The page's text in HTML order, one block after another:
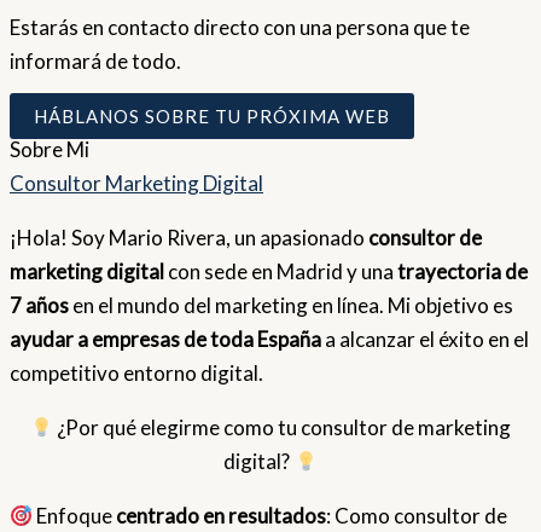
Estarás en contacto directo con una persona que te
informará de todo.
HÁBLANOS SOBRE TU PRÓXIMA WEB
SobreMi
Consultor Marketing Digital
¡Hola! Soy Mario Rivera, un apasionado consultor de
marketing digital con sede en Madrid y unatrayectoria de
7 añosen el mundo del marketing en línea. Mi objetivo es
ayudar a empresas de toda Españaa alcanzar el éxito en el
competitivo entorno digital.
¿Por qué elegirme como tu consultor de marketing
digital?
Enfoquecentrado en resultados: Como consultor de